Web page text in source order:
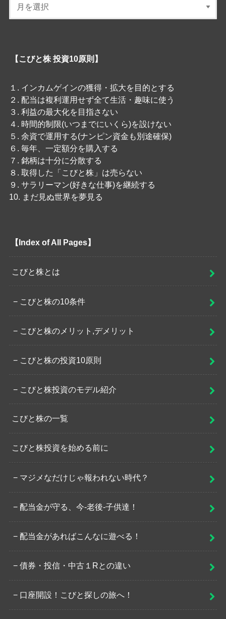
【こびと株 投資10原則】
１. インカムゲインの獲得・拡大を目的とする
２. 配当は複利運用せず全て生活・趣味に使う
３. 利益の最大化を目指さない
４. 時間的制限(いつまでにいくら)を設けない
５. 余資で運用する(ナンピン資金も別途確保)
６. 毎年、一定額分を購入する
７. 銘柄は十分に分散する
８. 取得した「こびと株」は売らない
９. サラリーマン(好きな仕事)を継続する
10. まだ見ぬ世界を夢見る
【Index of All Pages】
こびと株とは
こびと株の10条件
こびと株のメリット,デメリット
こびと株の投資10原則
こびと株投資のモデル紹介
こびと株の一覧
こびと株投資を始める前に
マジメなだけじゃ報われない時代？
配当金が守る、今-老後-子供達！
配当金があればこんなに遊べる！
債券・投信・中古１Rとの違い
口座開設！こびと探しの旅へ！